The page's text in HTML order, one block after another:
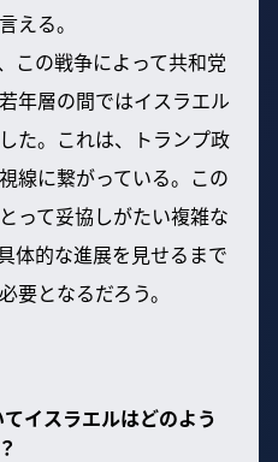
える。
この戦争によって共和党
年層の間ではイスラエル
た。これは、トランプ政
線に繋がっている。この
って妥協しがたい複雑な
体的な進展を見せるまで
要となるだろう。
イスラエルはどのよう